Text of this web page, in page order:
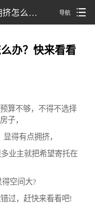
挤怎么… 导航
办？快来看看
算不够，不得不选择
子，
得有点拥挤，
业主就把希望寄托在
空间大?
过，赶快来看看吧!